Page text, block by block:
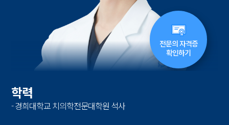
전문의 자격증
확인하기
학력
- 경희대학교 치의학전문대학원 석사